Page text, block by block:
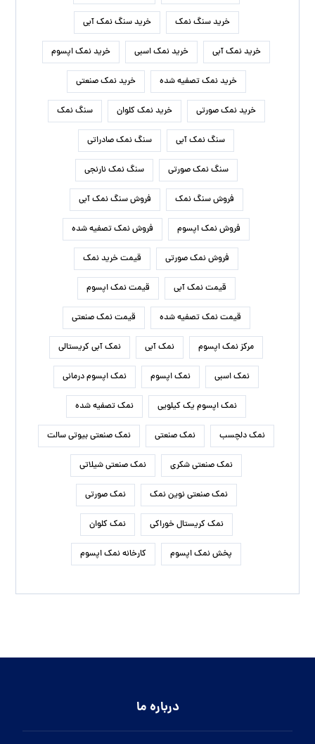
خرید سنگ نمک خرید سنگ نمک آبی
خرید نمک آبی خرید نمک اسبی خرید نمک اپسوم
خرید نمک تصفیه شده خرید نمک صنعتی
خرید نمک صورتی خرید نمک کلوان سنگ نمک
سنگ نمک آبی سنگ نمک صادراتی
سنگ نمک صورتی سنگ نمک نارنجی
فروش سنگ نمک فروش سنگ نمک آبی
فروش نمک اپسوم فروش نمک تصفیه شده
فروش نمک صورتی قیمت خرید نمک
قیمت نمک آبی قیمت نمک اپسوم
قیمت نمک تصفیه شده قیمت نمک صنعتی
مرکز نمک اپسوم نمک آبی نمک آبی کریستالی
نمک اسبی نمک اپسوم نمک اپسوم درمانی
نمک اپسوم یک کیلویی نمک تصفیه شده
نمک دلچسب نمک صنعتی نمک صنعتی بیوتی سالت
نمک صنعتی شکری نمک صنعتی شیلاتی
نمک صنعتی نوین نمک نمک صورتی
نمک کریستال خوراکی نمک کلوان
پخش نمک اپسوم کارخانه نمک اپسوم
درباره ما